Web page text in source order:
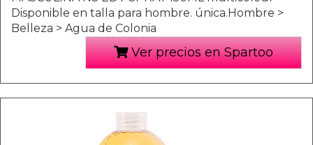
Disponible en talla para hombre. única.Hombre >
Belleza > Agua de Colonia
Ver precios en Spartoo